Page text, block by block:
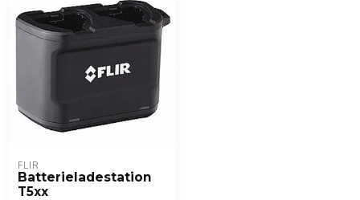
FLIR
Batterieladestation
T5xx